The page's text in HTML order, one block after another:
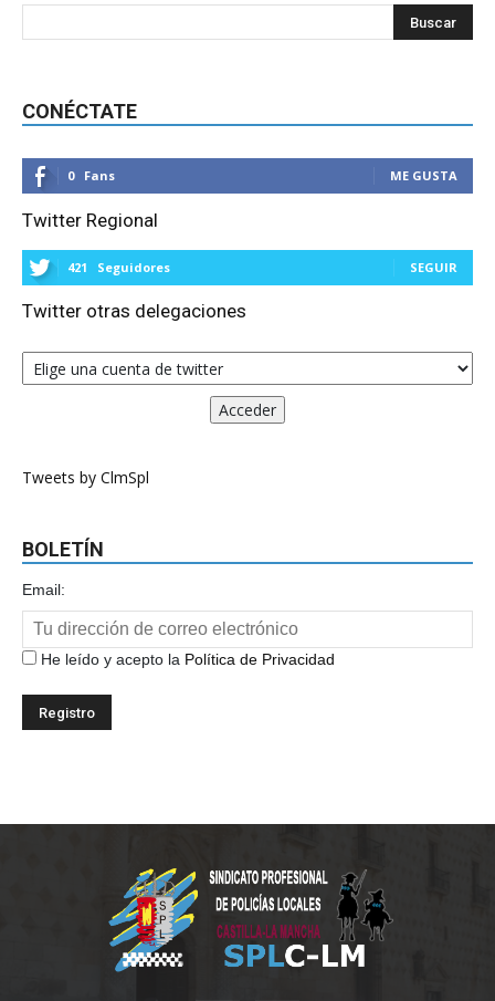
CONÉCTATE
0 Fans ME GUSTA
Twitter Regional
421 Seguidores SEGUIR
Twitter otras delegaciones
Tweets by ClmSpl
BOLETÍN
Email:
He leído y acepto la Política de Privacidad